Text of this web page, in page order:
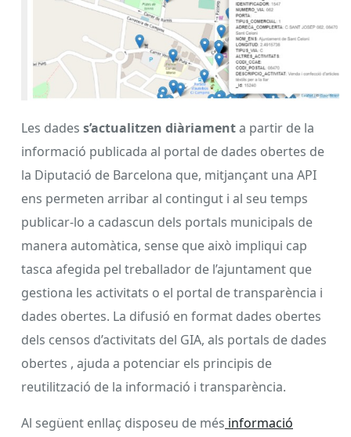
Les dades s’actualitzen diàriamenta partir de la
informació publicada al portal de dades obertes de
la Diputació de Barcelona que, mitjançant una API
ens permeten arribar al contingut i al seu temps
publicar-lo a cadascun dels portals municipals de
manera automàtica, sense que això impliqui cap
tasca afegida pel treballador de l’ajuntament que
gestiona les activitats o el portal de transparència i
dades obertes. La difusió en format dades obertes
dels censos d’activitats del GIA, als portals de dades
obertes , ajuda a potenciar els principis de
reutilització de la informació i transparència.
Al següent enllaç disposeu de més informació